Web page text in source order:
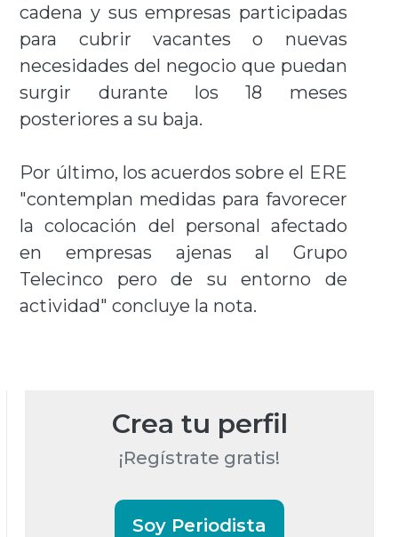
cadena y sus empresas participadas
para cubrir vacantes o nuevas
necesidades del negocio que puedan
surgir durante los 18 meses
posteriores a su baja.
Por último, los acuerdos sobre el ERE
"contemplan medidas para favorecer
la colocación del personal afectado
en empresas ajenas al Grupo
Telecinco pero de su entorno de
actividad" concluye la nota.
Crea tu perfil
¡Regístrate gratis!
Soy Periodista